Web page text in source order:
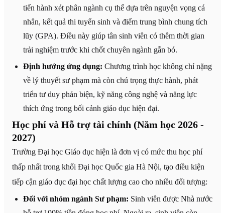
tiến hành xét phân ngành cụ thể dựa trên nguyện vọng cá
nhân, kết quả thi tuyển sinh và điểm trung bình chung tích
lũy (GPA). Điều này giúp tân sinh viên có thêm thời gian
trải nghiệm trước khi chốt chuyên ngành gắn bó.
Định hướng ứng dụng: Chương trình học không chỉ nặng
về lý thuyết sư phạm mà còn chú trọng thực hành, phát
triển tư duy phản biện, kỹ năng công nghệ và năng lực
thích ứng trong bối cảnh giáo dục hiện đại.
Học phí và Hỗ trợ tài chính (Năm học 2026 -
2027)
Trường Đại học Giáo dục hiện là đơn vị có mức thu học phí
thấp nhất trong khối Đại học Quốc gia Hà Nội, tạo điều kiện
tiếp cận giáo dục đại học chất lượng cao cho nhiều đối tượng:
Đối với nhóm ngành Sư phạm: Sinh viên được Nhà nước